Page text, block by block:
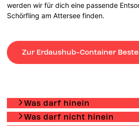
werden wir für dich eine passende
Schörfling am Attersee finden.
Zur Erdaushub-Container
Was darf hinein
Was darf nicht hinein